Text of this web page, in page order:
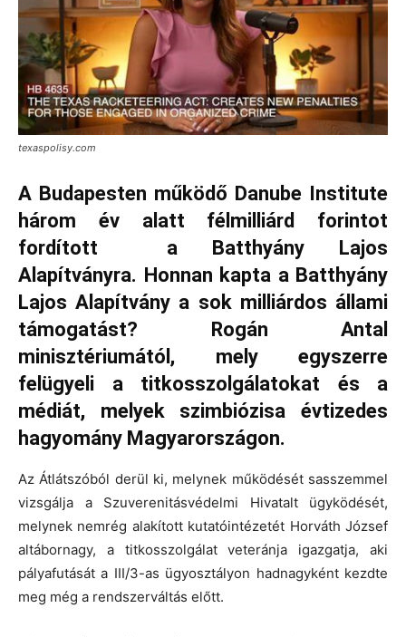
texaspolisy.com
A Budapesten működő Danube Institute
három év alatt félmilliárd forintot
fordított a Batthyány Lajos
Alapítványra. Honnan kapta a Batthyány
Lajos Alapítvány a sok milliárdos állami
támogatást? Rogán Antal
minisztériumától, mely egyszerre
felügyeli a titkosszolgálatokat és a
médiát, melyek szimbiózisa évtizedes
hagyomány Magyarországon.
Az Átlátszóból derül ki, melynek működését sasszemmel
vizsgálja a Szuverenitásvédelmi Hivatalt ügyködését,
melynek nemrég alakított kutatóintézetét Horváth József
altábornagy, a titkosszolgálat veteránja igazgatja, aki
pályafutását a III/3-as ügyosztályon hadnagyként kezdte
meg még a rendszerváltás előtt.